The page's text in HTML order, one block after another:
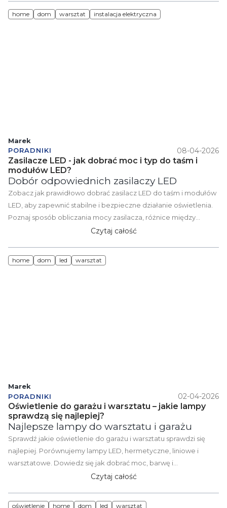
oznaczenia przewodów. Dowiesz się również jakie narzędzia
będą Ci niezbędne podczas montażu oświetlenia oraz
home dom warsztat instalacja elektryczna
PORADNIKI 08-04-2026
Zasilacze LED - jak dobrać moc i typ do taśm i
modułów LED?
Dobór odpowiednich zasilaczy LED
Zobacz jak prawidłowo dobrać zasilacz LED do taśm i modułów
LED, aby zapewnić stabilne i bezpieczne działanie oświetlenia.
Poznaj sposób obliczania mocy zasilacza, różnice między
zasilaczami 12V i 24V oraz dostępne typy zasilaczy LED do
planujących instalację oświetlenia LED w domu, biurze lub
przestrzeni komercyjnej.
Czytaj całość
Marek
home dom led warsztat
PORADNIKI 02-04-2026
Oświetlenie do garażu i warsztatu – jakie lampy
sprawdzą się najlepiej?
Najlepsze lampy do warsztatu i garażu
Sprawdź jakie oświetlenie do garażu i warsztatu sprawdzi się
najlepiej. Porównujemy lampy LED, hermetyczne, liniowe i
warsztatowe. Dowiedz się jak dobrać moc, barwę i
rozmieszczenie oświetlenia.Czytaj całość
Marek
oświetlenie home dom led warsztat